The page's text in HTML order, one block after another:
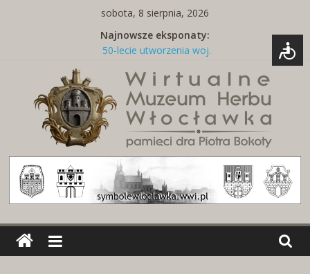
sobota, 8 sierpnia, 2026
Najnowsze eksponaty:
50-lecie utworzenia woj.
Tabliczka z nazwą ulicy
Naszywki z herbami miast
Brelok z godłem Polski i herbem
miasta
Miedziany talerz z herbami miast
Wirtualne
Muzeum
Herbu